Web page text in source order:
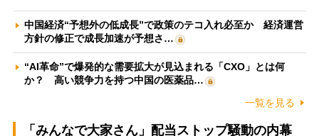
中国経済“予想外の低成長”で政策のテコ入れ必至か 経済運営
方針の修正で成長加速が予想さ…
“AI革命”で爆発的な需要拡大が見込まれる「CXO」とは何
か？ 高い競争力を持つ中国の医薬品…
一覧を見る
「みんなで大家さん」配当ストップ騒動の内幕